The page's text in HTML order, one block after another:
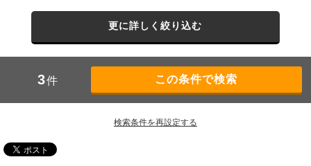
更に詳しく絞り込む
3件
検索条件を再設定する